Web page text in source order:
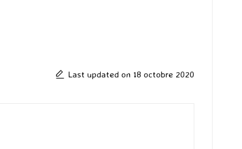
Last updated on 18 octobre 2020